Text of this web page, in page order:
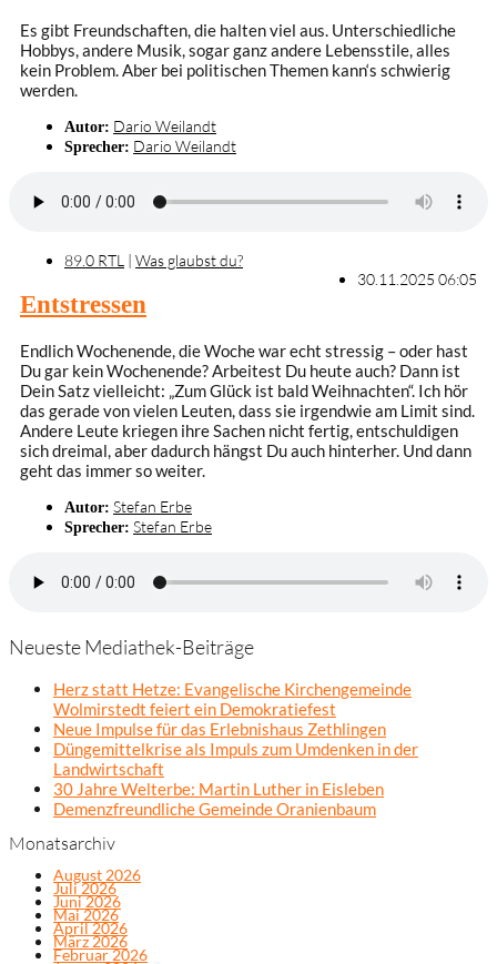
Es gibt Freundschaften, die halten viel aus. Unterschiedliche
Hobbys, andere Musik, sogar ganz andere Lebensstile, alles
kein Problem. Aber bei politischen Themen kann‘s schwierig
werden.
Autor: Dario Weilandt
Sprecher: Dario Weilandt
89.0 RTL | Was glaubst du?
30.11.2025 06:05
Entstressen
Endlich Wochenende, die Woche war echt stressig – oder hast
Du gar kein Wochenende? Arbeitest Du heute auch? Dann ist
Dein Satz vielleicht: „Zum Glück ist bald Weihnachten“. Ich hör
das gerade von vielen Leuten, dass sie irgendwie am Limit sind.
Andere Leute kriegen ihre Sachen nicht fertig, entschuldigen
sich dreimal, aber dadurch hängst Du auch hinterher. Und dann
geht das immer so weiter.
Autor: Stefan Erbe
Sprecher: Stefan Erbe
Neueste Mediathek-Beiträge
Herz statt Hetze: Evangelische Kirchengemeinde
Wolmirstedt feiert ein Demokratiefest
Neue Impulse für das Erlebnishaus Zethlingen
Düngemittelkrise als Impuls zum Umdenken in der
Landwirtschaft
30 Jahre Welterbe: Martin Luther in Eisleben
Demenzfreundliche Gemeinde Oranienbaum
Monatsarchiv
August 2026
Juli 2026
Juni 2026
Mai 2026
April 2026
März 2026
Februar 2026